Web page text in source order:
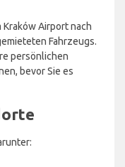
Airport nach
Fahrzeugs.
persönlichen
bevor Sie es